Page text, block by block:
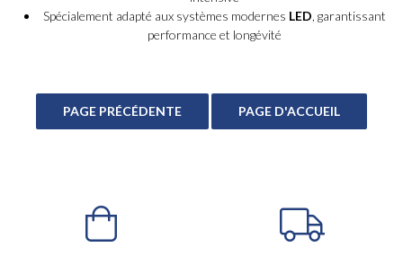
Spécialement adapté aux systèmes modernes LED, garantissant
performance et longévité